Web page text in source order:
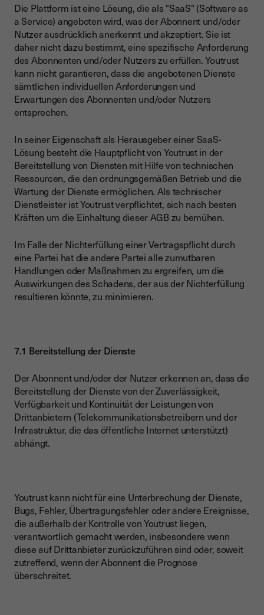
Die Plattform ist eine Lösung, die als "SaaS" (Software as
a Service) angeboten wird, was der Abonnent und/oder
Nutzer ausdrücklich anerkennt und akzeptiert. Sie ist
daher nicht dazu bestimmt, eine spezifische Anforderung
des Abonnenten und/oder Nutzers zu erfüllen. Youtrust
kann nicht garantieren, dass die angebotenen Dienste
sämtlichen individuellen Anforderungen und
Erwartungen des Abonnenten und/oder Nutzers
entsprechen.
In seiner Eigenschaft als Herausgeber einer SaaS-
Lösung besteht die Hauptpflicht von Youtrust in der
Bereitstellung von Diensten mit Hilfe von technischen
Ressourcen, die den ordnungsgemäßen Betrieb und die
Wartung der Dienste ermöglichen. Als technischer
Dienstleister ist Youtrust verpflichtet, sich nach besten
Kräften um die Einhaltung dieser AGB zu bemühen.
Im Falle der Nichterfüllung einer Vertragspflicht durch
eine Partei hat die andere Partei alle zumutbaren
Handlungen oder Maßnahmen zu ergreifen, um die
Auswirkungen des Schadens, der aus der Nichterfüllung
resultieren könnte, zu minimieren.
7.1 Bereitstellung der Dienste
Der Abonnent und/oder der Nutzer erkennen an, dass die
Bereitstellung der Dienste von der Zuverlässigkeit,
Verfügbarkeit und Kontinuität der Leistungen von
Drittanbietern (Telekommunikationsbetreibern und der
Infrastruktur, die das öffentliche Internet unterstützt)
abhängt.
Youtrust kann nicht für eine Unterbrechung der Dienste,
Bugs, Fehler, Übertragungsfehler oder andere Ereignisse,
die außerhalb der Kontrolle von Youtrust liegen,
verantwortlich gemacht werden, insbesondere wenn
diese auf Drittanbieter zurückzuführen sind oder, soweit
zutreffend, wenn der Abonnent die Prognose
überschreitet.